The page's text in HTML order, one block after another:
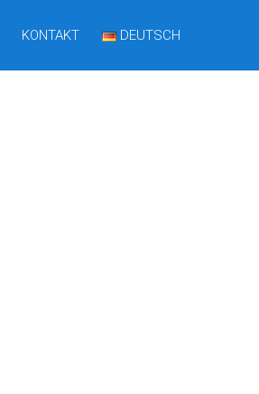
KONTAKT DEUTSCH